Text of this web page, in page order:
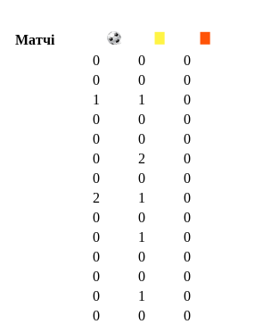
Матчі
0 0
0
0 0
0
1 1
0
0 0
0
0 0
0
0 2
0
0 0
0
2 1
0
0 0
0
0 1
0
0 0
0
0 0
0
0 1
0
0 0
0